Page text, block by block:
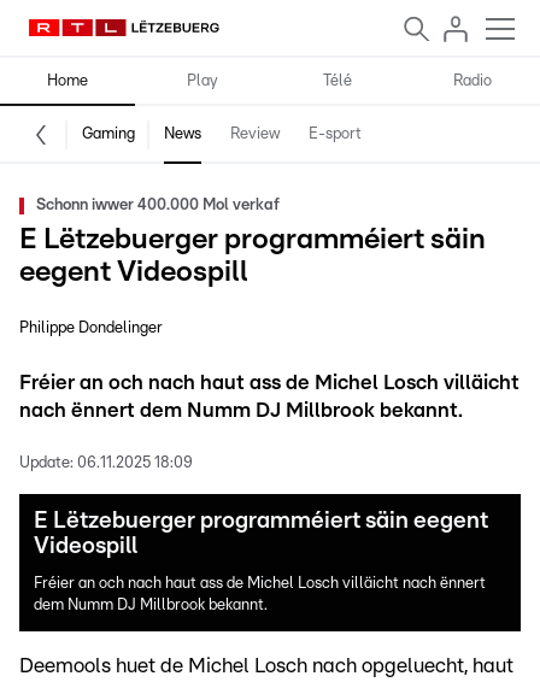
Home Play Télé Radio
Gaming News Review E-sport
Schonn iwwer 400.000 Mol verkaf
E Lëtzebuerger programméiert säin
eegent Videospill
Philippe Dondelinger
Fréier an och nach haut ass de Michel Losch villäicht
nach ënnert dem Numm DJ Millbrook bekannt.
Update: 06.11.2025 18:09
E Lëtzebuerger programméiert säin eegent
Videospill
Fréier an och nach haut ass de Michel Losch villäicht nach ënnert
dem Numm DJ Millbrook bekannt.
Deemools huet de Michel Losch nach opgeluecht, haut